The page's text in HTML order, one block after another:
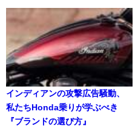
インディアンの攻撃広告騒動、
私たちHonda乗りが学ぶべき
『ブランドの選び方』